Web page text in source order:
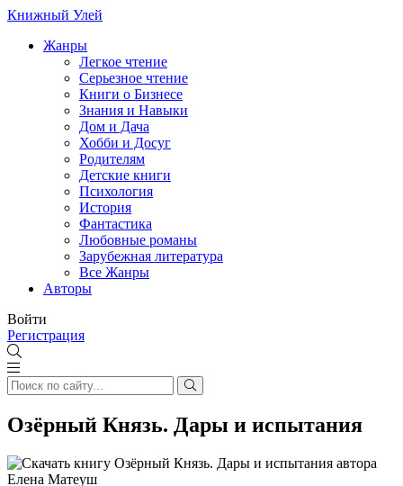
Книжный Улей
Жанры
Легкое чтение
Серьезное чтение
Книги о Бизнесе
Знания и Навыки
Дом и Дача
Хобби и Досуг
Родителям
Детские книги
Психология
История
Фантастика
Любовные романы
Зарубежная литература
Все Жанры
Авторы
Войти
Регистрация
Озёрный Князь. Дары и испытания